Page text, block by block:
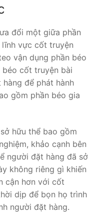
đổi một giữa phần
vực cốt truyện
vận dụng phần béo
cốt truyện bài
để phát hành
gồm phần béo gia
hữu thể bao gồm
khảo cạnh bên
người đặt hàng đã sở
không riêng gì khiến
cận hơn với cốt
dịp để bọn họ trình
người đặt hàng.